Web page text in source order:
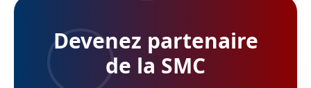
Devenez partenaire
de la SMC